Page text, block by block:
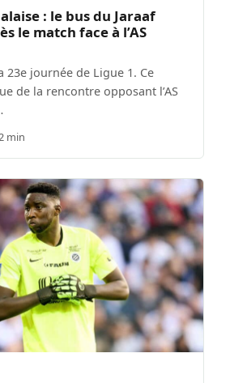
: le bus du Jaraaf
le match face à l’AS
23e journée de Ligue 1. Ce
de la rencontre opposant l’AS
min